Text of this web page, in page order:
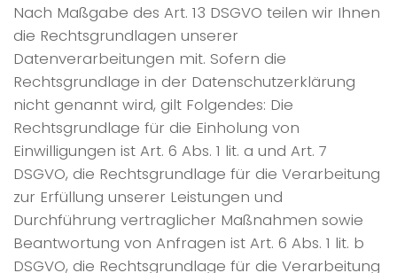
Nach Maßgabe des Art. 13 DSGVO teilen wir Ihnen
die Rechtsgrundlagen unserer
Datenverarbeitungen mit. Sofern die
Rechtsgrundlage in der Datenschutzerklärung
nicht genannt wird, gilt Folgendes: Die
Rechtsgrundlage für die Einholung von
Einwilligungen ist Art. 6 Abs. 1 lit. a und Art. 7
DSGVO, die Rechtsgrundlage für die Verarbeitung
zur Erfüllung unserer Leistungen und
Durchführung vertraglicher Maßnahmen sowie
Beantwortung von Anfragen ist Art. 6 Abs. 1 lit. b
DSGVO, die Rechtsgrundlage für die Verarbeitung